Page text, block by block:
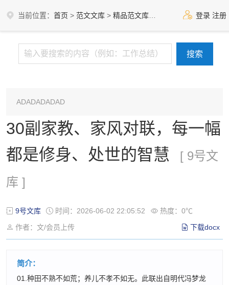
当前位置： 首页 > 范文文库 > 精品范文库 登录 注册
ADADADADAD
30副家教、家风对联，每一幅
都是修身、处世的智慧
[ 9号文
库 ]
9号文库 时间：2026-06-02 22:05:52
热度：0℃
作者：文/会员上传
下载docx
简介：
01.种田不熟不如荒；养儿不孝不如无。此联出自明代冯梦龙